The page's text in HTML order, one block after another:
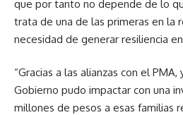
que por tanto no depende de lo
trata de una de las primeras en la
necesidad de generar resiliencia
“Gracias a las alianzas con el
Gobierno pudo impactar con una
millones de pesos a esas familias